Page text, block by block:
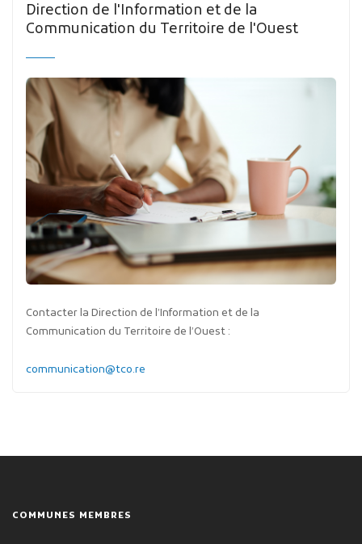
Direction de l'Information et de la
Communication du Territoire de l'Ouest
Contacter la Direction de l’Information et de la
Communication du Territoire de l’Ouest :
communication@tco.re
COMMUNES MEMBRES